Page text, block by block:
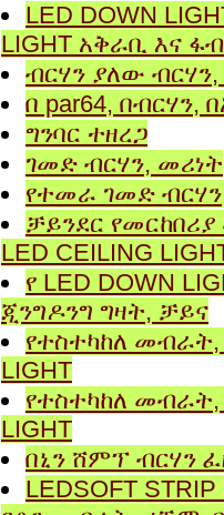
LED DOWN
LIGHT አቅራቢ እና
ብርሃን ያለው ብርሃን,
በ par64, በብርሃን,
ግንባር ​​ተዘረጋ
ገመድ ብርሃን, መሪነት
የተመራ ገመድ
ቻይንደር
LED CEILING
የ LED DOWN
ጂንግዶንግ ግዛት, ቻይና
የተስተካከለ መብራት,
LIGHT
የተስተካከለ መብራት,
LIGHT
በኒን ሸምፕ ብርሃን
LEDSOFT